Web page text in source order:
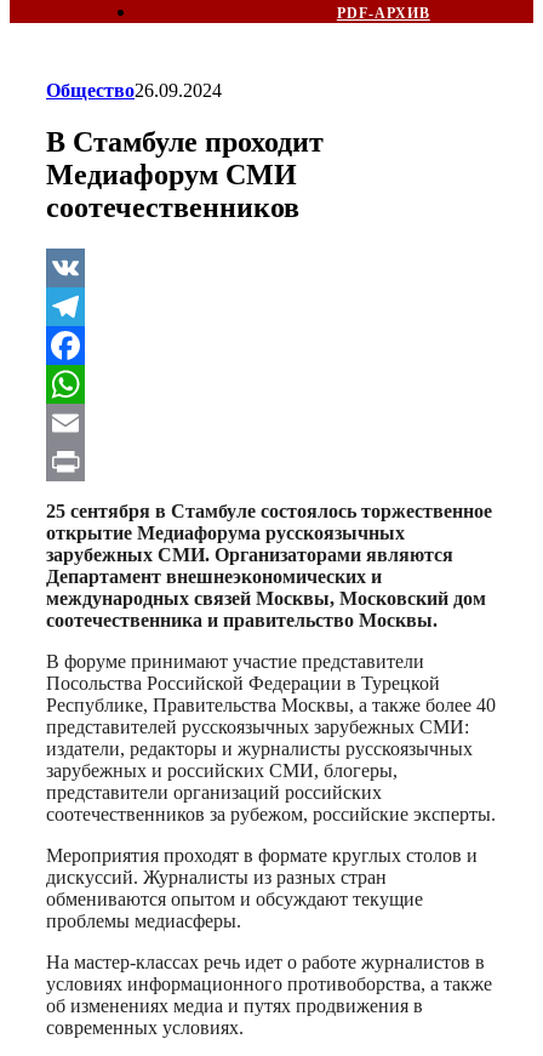
PDF-АРХИВ
Общество26.09.2024
В Стамбуле проходит
Медиафорум СМИ
соотечественников
VK
Telegram
Facebook
WhatsApp
Email
Print
25 сентября в Стамбуле состоялось торжественное
открытие Медиафорума русскоязычных
зарубежных СМИ. Организаторами являются
Департамент внешнеэкономических и
международных связей Москвы, Московский дом
соотечественника и правительство Москвы.
В форуме принимают участие представители
Посольства Российской Федерации в Турецкой
Республике, Правительства Москвы, а также более 40
представителей русскоязычных зарубежных СМИ:
издатели, редакторы и журналисты русскоязычных
зарубежных и российских СМИ, блогеры,
представители организаций российских
соотечественников за рубежом, российские эксперты.
Мероприятия проходят в формате круглых столов и
дискуссий. Журналисты из разных стран
обмениваются опытом и обсуждают текущие
проблемы медиасферы.
На мастер-классах речь идет о работе журналистов в
условиях информационного противоборства, а также
об изменениях медиа и путях продвижения в
современных условиях.